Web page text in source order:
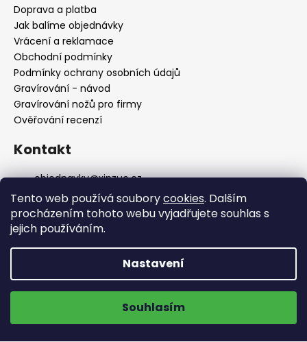
Tento web používá souborycookies. Dalším
procházením tohoto webu vyjadřujete souhlas s
jejich používáním.
Nastavení
Souhlasím
Doprava zdarma na výdejní místa
ZOBRAZIT NOVINKY
Doprava a platba
Jak balíme objednávky
Vrácení a reklamace
Obchodní podmínky
Podmínky ochrany osobních údajů
Gravírování - návod
Gravírování nožů pro firmy
Ověřování recenzí
Kontakt
objednavky@xinzuo.cz
XinZuo na Facebooku
xinzuocr
Jsme i v dalších zemích